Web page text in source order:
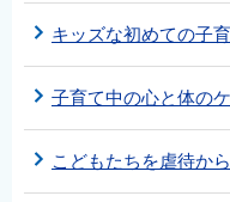
キッズな初めての子
子育て中の心と体の
こどもたちを虐待か